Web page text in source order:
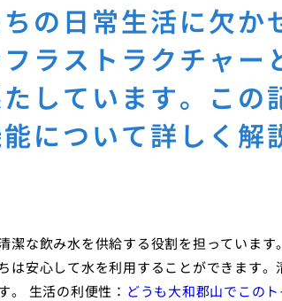
の日常生活に欠か
ラストラクチャー
しています。この
について詳しく解
潔な飲み水を供給する役割を担っていま
は安心して水を利用することができます
。 生活の利便性： どうも大和郡山でこの